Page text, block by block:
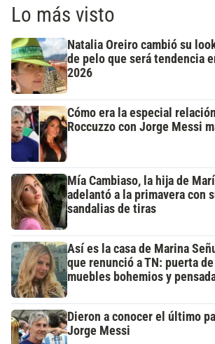
Lo más visto
Natalia Oreiro cambió su
de pelo que será tendencia
2026
Cómo era la especial
Roccuzzo con Jorge Messi
Mía Cambiaso, la hija de
adelantó a la primavera con
sandalias de tiras
Así es la casa de Marina
que renunció a TN: puerta
muebles bohemios y
Dieron a conocer el último
Jorge Messi